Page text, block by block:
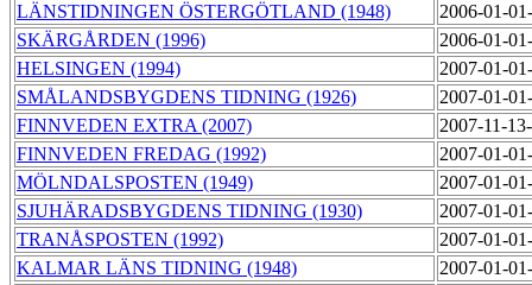
LÄNSTIDNINGEN ÖSTERGÖTLAND (1948)
2006-01-
SKÄRGÅRDEN (1996)
2006-01-
HELSINGEN (1994)
2007-01-
SMÅLANDSBYGDENS TIDNING (1926)
2007-01-
FINNVEDEN EXTRA (2007)
2007-11-
FINNVEDEN FREDAG (1992)
2007-01-
MÖLNDALSPOSTEN (1949)
2007-01-
SJUHÄRADSBYGDENS TIDNING (1930)
2007-01-
TRANÅSPOSTEN (1992)
2007-01-
KALMAR LÄNS TIDNING (1948)
2007-01-